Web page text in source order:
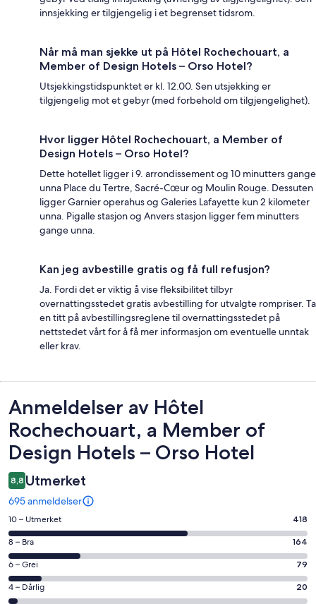
innsjekking er tilgjengelig i et begrenset tidsrom.
Når må man sjekke ut på Hôtel Rochechouart, a
Member of Design Hotels – Orso Hotel?
Utsjekkingstidspunktet er kl. 12.00. Sen utsjekking er
tilgjengelig mot et gebyr (med forbehold om tilgjengelighet).
Hvor ligger Hôtel Rochechouart, a Member of
Design Hotels – Orso Hotel?
Dette hotellet ligger i 9. arrondissement og 10 minutters gange
unna Place du Tertre, Sacré-Cœur og Moulin Rouge. Dessuten
ligger Garnier operahus og Galeries Lafayette kun 2 kilometer
unna. Pigalle stasjon og Anvers stasjon ligger fem minutters
gange unna.
Kan jeg avbestille gratis og få full refusjon?
Ja. Fordi det er viktig å vise fleksibilitet tilbyr
overnattingsstedet gratis avbestilling for utvalgte rompriser. Ta
en titt på avbestillingsreglene til overnattingsstedet på
nettstedet vårt for å få mer informasjon om eventuelle unntak
eller krav.
Anmeldelser
Anmeldelser av Hôtel
Rochechouart, a Member of
Design Hotels – Orso Hotel
8,8 Utmerket
695 anmeldelser
Rangering
på
10
−
Utmerket.
418
10 – Utmerket 418
Rangering
på
8
−
8 – Bra 164
Rangering
på
6
6 – Grei 79
Rangering
4 – Dårlig 20